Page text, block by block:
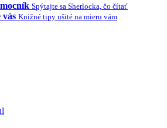
Spýtajte sa Sherlocka, čo čítať
vás Knižné tipy ušité na mieru vám